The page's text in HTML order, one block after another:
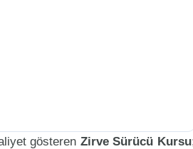
gösteren Zirve Sürücü Kursu